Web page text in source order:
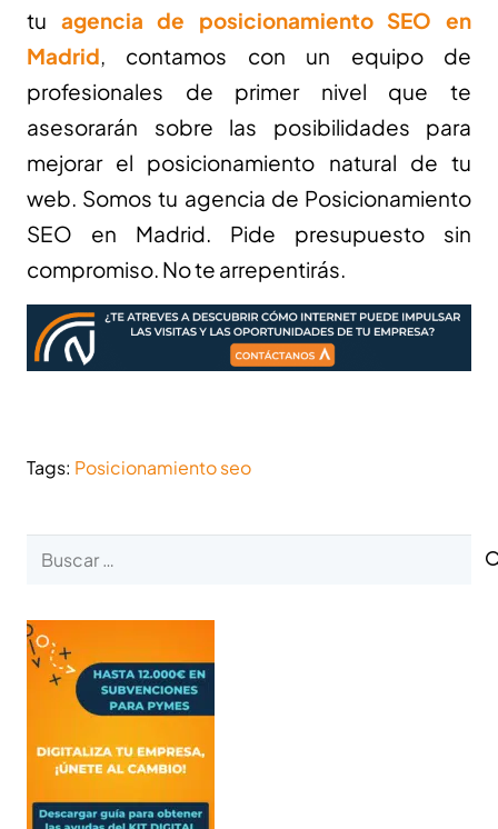
tu agencia de posicionamiento SEO en
Madrid, contamos con un equipo de
profesionales de primer nivel que te
asesorarán sobre las posibilidades para
mejorar el posicionamiento natural de tu
web. Somos tu agencia de Posicionamiento
SEO en Madrid. Pide presupuesto sin
compromiso. No te arrepentirás.
Tags: Posicionamiento seo